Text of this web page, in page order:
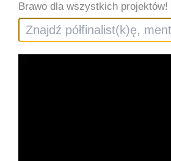
Brawo dla wszystkich projektów!
Szukaj